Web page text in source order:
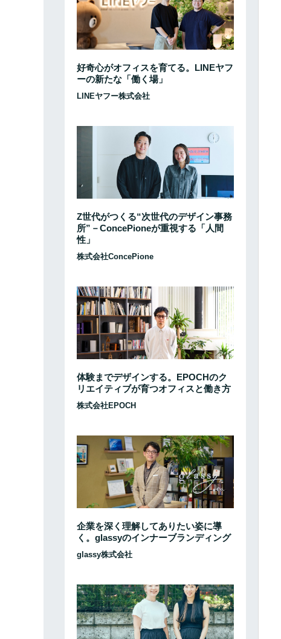
好奇心がオフィスを育てる。LINEヤフ
ーの新たな「働く場」
LINEヤフー株式会社
Z世代がつくる“次世代のデザイン事務
所”－ConcePioneが重視する「人間
性」
株式会社ConcePione
体験までデザインする。EPOCHのク
リエイティブが育つオフィスと働き方
株式会社EPOCH
企業を深く理解してありたい姿に導
く。glassyのインナーブランディング
glassy株式会社